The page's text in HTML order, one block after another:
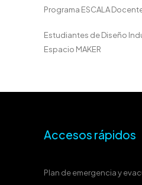
Programa ESCALA
Estudiantes de Diseño
Espacio MAKER
Accesos rápidos
Plan de emergencia y